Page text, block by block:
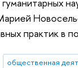
практик в
общественная